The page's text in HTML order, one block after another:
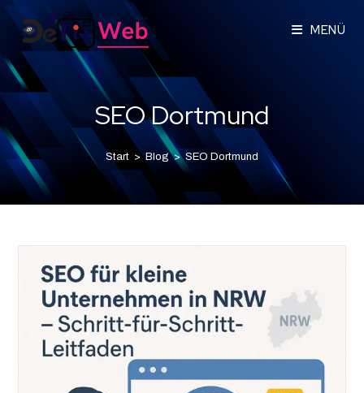
MENÜ
SEO Dortmund
Start > Blog > SEO Dortmund